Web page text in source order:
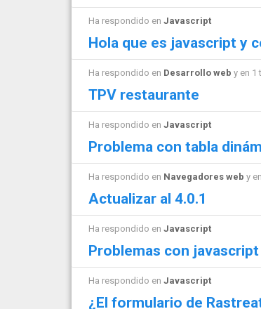
Ha respondido en Javascript
Hola que es javascript y
Ha respondido en Desarrollo web y en 1
TPV restaurante
Ha respondido en Javascript
Problema con tabla
Ha respondido en Navegadores web y
Actualizar al 4.0.1
Ha respondido en Javascript
Problemas con javascript
Ha respondido en Javascript
¿El formulario de